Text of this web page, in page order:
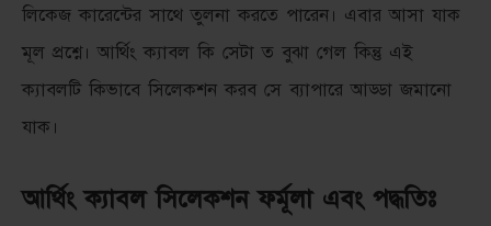
লিকেজ কারেন্টের সাথে তুলনা করতে পারেন। এবার আসা যাক
মূল প্রশ্নে। আর্থিং ক্যাবল কি সেটা ত বুঝা গেল কিন্তু এই
ক্যাবলটি কিভাবে সিলেকশন করব সে ব্যাপারে আড্ডা জমানো
যাক।
আর্থিং ক্যাবল সিলেকশন ফর্মূলা এবং পদ্ধতিঃ